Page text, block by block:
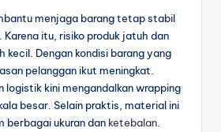
menjaga barang tetap stabil
itu, risiko produk jatuh dan
kecil. Dengan kondisi barang yang
pelanggan ikut meningkat.
logistik kini mengandalkan wrapping
besar. Selain praktis, material ini
berbagai ukuran dan ketebalan